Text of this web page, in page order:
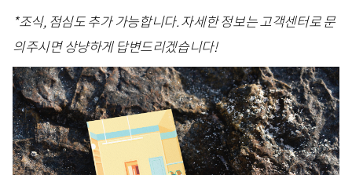
*조식, 점심도 추가 가능합니다. 자세한 정보는 고객센터로 문
의주시면 상냥하게 답변드리겠습니다!